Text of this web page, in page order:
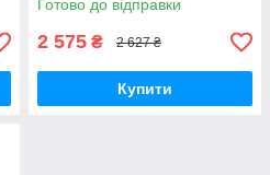
Готово до відправки
2 575 ₴ 2 627 ₴
Купити